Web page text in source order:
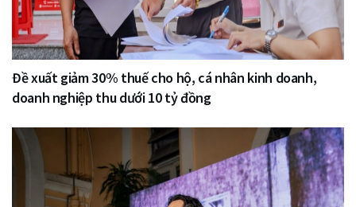
Đề xuất giảm 30% thuế cho hộ, cá nhân kinh doanh,
doanh nghiệp thu dưới 10 tỷ đồng